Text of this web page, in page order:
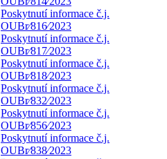
Poskytnutí informace č.j.
OUBr⁄816⁄2023
Poskytnutí informace č.j.
OUBr⁄817⁄2023
Poskytnutí informace č.j.
OUBr⁄818⁄2023
Poskytnutí informace č.j.
OUBr⁄832⁄2023
Poskytnutí informace č.j.
OUBr⁄856⁄2023
Poskytnutí informace č.j.
OUBr⁄838⁄2023